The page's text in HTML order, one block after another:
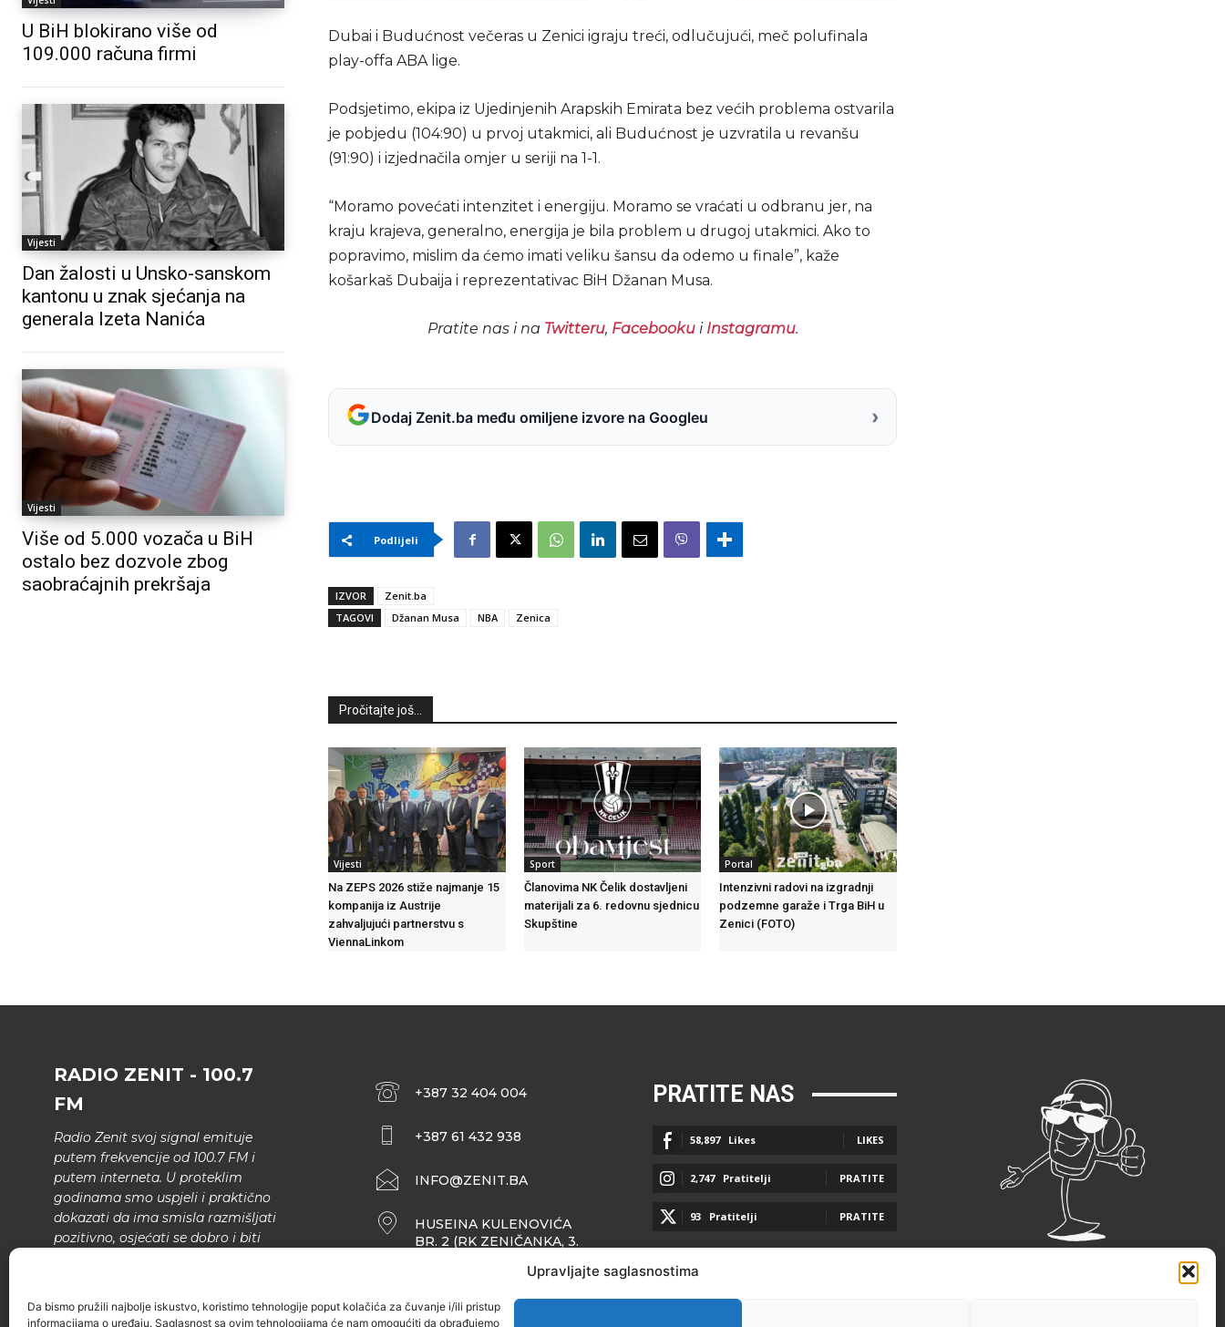
Upravljajte saglasnostima
Da bismo pružili najbolje iskustvo, koristimo tehnologije poput kolačića za čuvanje i/ili pristup
informacijama o uređaju. Saglasnost sa ovim tehnologijama će nam omogućiti da obrađujemo
U BiH blokirano više od
109.000 računa firmi
Vijesti
Dan žalosti u Unsko-sanskom
kantonu u znak sjećanja na
generala Izeta Nanića
Vijesti
Više od 5.000 vozača u BiH
ostalo bez dozvole zbog
saobraćajnih prekršaja
Dubai i Budućnost večeras u Zenici igraju treći, odlučujući, meč polufinala
play-offa ABA lige.
Podsjetimo, ekipa iz Ujedinjenih Arapskih Emirata bez većih problema ostvarila
je pobjedu (104:90) u prvoj utakmici, ali Budućnost je uzvratila u revanšu
(91:90) i izjednačila omjer u seriji na 1-1.
“Moramo povećati intenzitet i energiju. Moramo se vraćati u odbranu jer, na
kraju krajeva, generalno, energija je bila problem u drugoj utakmici. Ako to
popravimo, mislim da ćemo imati veliku šansu da odemo u finale”, kaže
košarkaš Dubaija i reprezentativac BiH Džanan Musa.
Pratite nas i na Twitteru, Facebookui Instagramu.
Dodaj Zenit.ba među omiljene izvore na Googleu ›
Podlijeli
IZVOR
Zenit.ba
TAGOVI
Džanan Musa NBA Zenica
Pročitajte još...
Vijesti
Na ZEPS 2026 stiže najmanje 15
kompanija iz Austrije
zahvaljujući partnerstvu s
ViennaLinkom
Sport
Članovima NK Čelik dostavljeni
materijali za 6. redovnu sjednicu
Skupštine
Portal
Intenzivni radovi na izgradnji
podzemne garaže i Trga BiH u
Zenici (FOTO)
RADIO ZENIT - 100.7
FM
Radio Zenit svoj signal emituje
putem frekvencije od 100.7 FM i
putem interneta. U proteklim
godinama smo uspjeli i praktično
dokazati da ima smisla razmišljati
pozitivno, osjećati se dobro i biti
narodne muzike..
+387 32 404 004
+387 61 432 938
INFO@ZENIT.BA
HUSEINA KULENOVIĆA
BR. 2 (RK ZENIČANKA, 3.
PRATITE NAS
58,897 Likes LIKES
2,747 Pratitelji PRATITE
93 Pratitelji PRATITE